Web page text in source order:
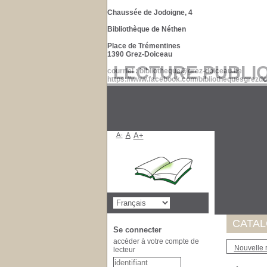
LECTURE
Nouvelle
Chaussée de Jodoigne, 4
Bibliothèque de Néthen
Place de Trémentines
1390 Grez-Doiceau
courriel : bibliotheque@grez-doiceau.be
https://www.facebook.com/
A- A A+
Se connecter
accéder à votre compte de
lecteur